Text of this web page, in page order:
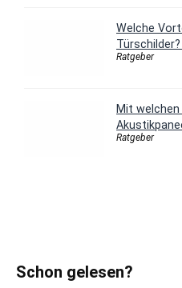
Welche
Ratgeber
Mit
Ratgeber
Schon gelesen?